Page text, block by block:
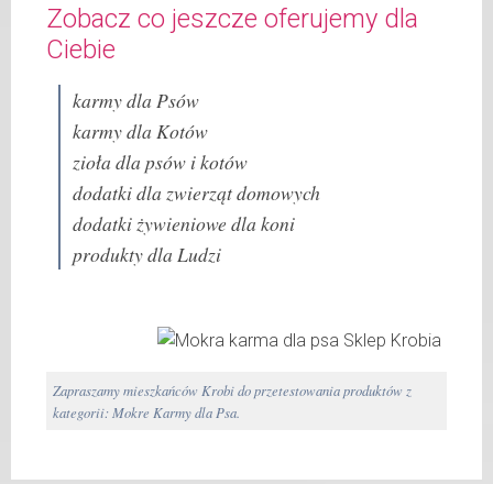
aktywności, warunków hodowli oraz innych
czynników.
Waga netto/Nr art.: 600 g/1037
Zobacz co jeszcze oferujemy dla
Ciebie
karmy dla Psów
karmy dla Kotów
zioła dla psów i kotów
dodatki dla zwierząt domowych
dodatki żywieniowe dla koni
produkty dla Ludzi
Zapraszamy mieszkańców Krobi do przetestowania produktów z
kategorii: Mokre Karmy dla Psa.